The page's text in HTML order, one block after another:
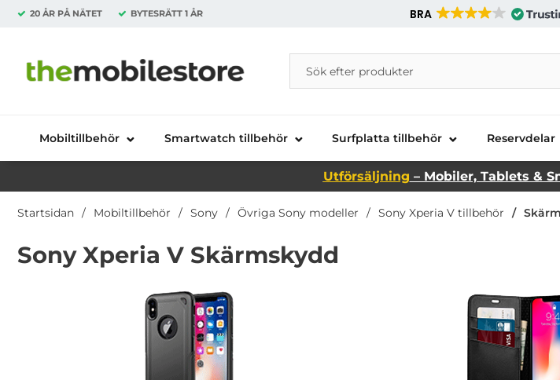
20 ÅR PÅ NÄTET BYTESRÄTT 1 ÅR BRA
Startsidan för Danira Telecom AB
Sök
Sök på Danira Telecom AB
Mobiltillbehör Smartwatch tillbehör Surfplatta tillbehör Reservdelar
Utförsäljning – Mobiler, Tablets &
Startsidan Mobiltillbehör Sony Övriga Sony modeller Sony Xperia V tillbehör
Sony Xperia V Skärmskydd